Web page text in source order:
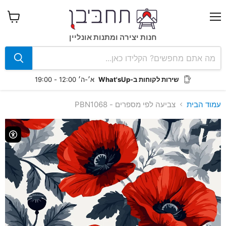
חנות יצירה ומתנות אונליין
שירות לקוחות ב-What'sUp א׳-ה׳ 12:00 - 19:00
עמוד הבית צביעה לפי מספרים - PBN1068